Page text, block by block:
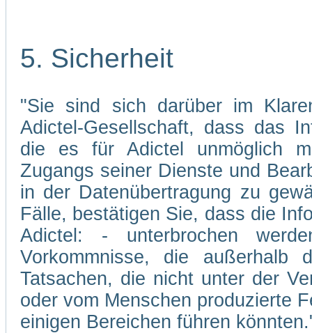
5. Sicherheit
"Sie sind sich darüber im
Adictel-Gesellschaft, dass das
die es für Adictel unmöglich
Zugangs seiner Dienste und
in der Datenübertragung zu
Fälle, bestätigen Sie, dass die
Adictel: - unterbrochen
Vorkommnisse, die
Tatsachen, die nicht unter der
oder vom Menschen produzierte
einigen Bereichen führen